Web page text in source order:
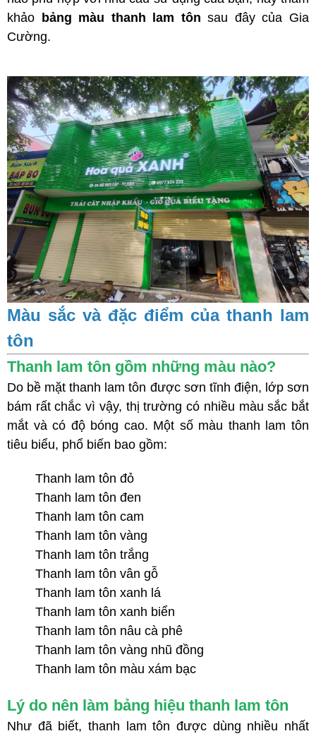
khảo
bảng màu thanh lam tônsau đây của Gia
Cường.
Màu sắc và đặc điểm của thanh lam
tôn
Thanh lam tôn gồm những màu nào?
Do bề mặt thanh lam tôn được sơn tĩnh điện, lớp sơn
bám rất chắc vì vậy, thị trường có nhiều màu sắc bắt
mắt và có độ bóng cao. Một số màu thanh lam tôn
tiêu biểu, phổ biến bao gồm:
Thanh lam tôn đỏ
Thanh lam tôn đen
Thanh lam tôn cam
Thanh lam tôn vàng
Thanh lam tôn trắng
Thanh lam tôn vân gỗ
Thanh lam tôn xanh lá
Thanh lam tôn xanh biển
Thanh lam tôn nâu cà phê
Thanh lam tôn vàng nhũ đồng
Thanh lam tôn màu xám bạc
Lý do nên làm bảng hiệu thanh lam tôn
Như đã biết, thanh lam tôn được dùng nhiều nhất